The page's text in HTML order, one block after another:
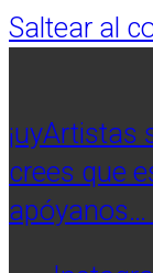
Saltear al
¡uyArtistas
crees que
apóyanos…